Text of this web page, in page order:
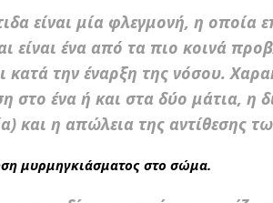
είναι μία φλεγμονή, η οποία
είναι ένα από τα πιο κοινά
κατά την έναρξη της νόσου.
στο ένα ή και στα δύο μάτια, η
και η απώλεια της αντίθεσης
μυρμηγκιάσματος στο σώμα.